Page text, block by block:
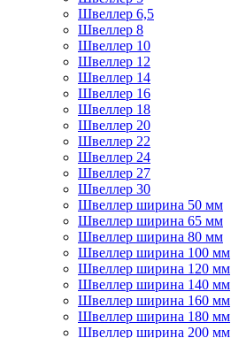
Швеллер 6,5
Швеллер 8
Швеллер 10
Швеллер 12
Швеллер 14
Швеллер 16
Швеллер 18
Швеллер 20
Швеллер 22
Швеллер 24
Швеллер 27
Швеллер 30
Швеллер ширина 50 мм
Швеллер ширина 65 мм
Швеллер ширина 80 мм
Швеллер ширина 100 мм
Швеллер ширина 120 мм
Швеллер ширина 140 мм
Швеллер ширина 160 мм
Швеллер ширина 180 мм
Швеллер ширина 200 мм